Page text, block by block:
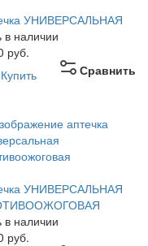
УНИВЕРСАЛЬНАЯ
в наличии
руб.
Сравнить
Купить
УНИВЕРСАЛЬНАЯ
в наличии
руб.